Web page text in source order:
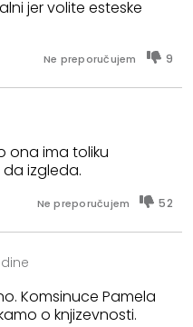
jer volite esteske
Ne preporučujem 9
ona ima toliku
izgleda.
Ne preporučujem 52
Komsinuce Pamela
o knjizevnosti.